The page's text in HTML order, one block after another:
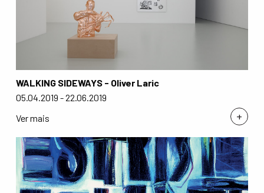
+
WALKING SIDEWAYS - Oliver Laric
05.04.2019 - 22.06.2019
Ver mais